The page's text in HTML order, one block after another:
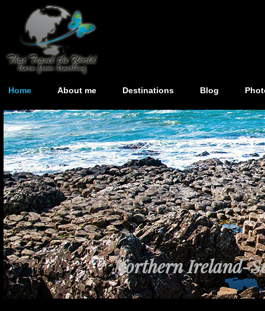
Home About me Destinations Blog
Northern Ireland-